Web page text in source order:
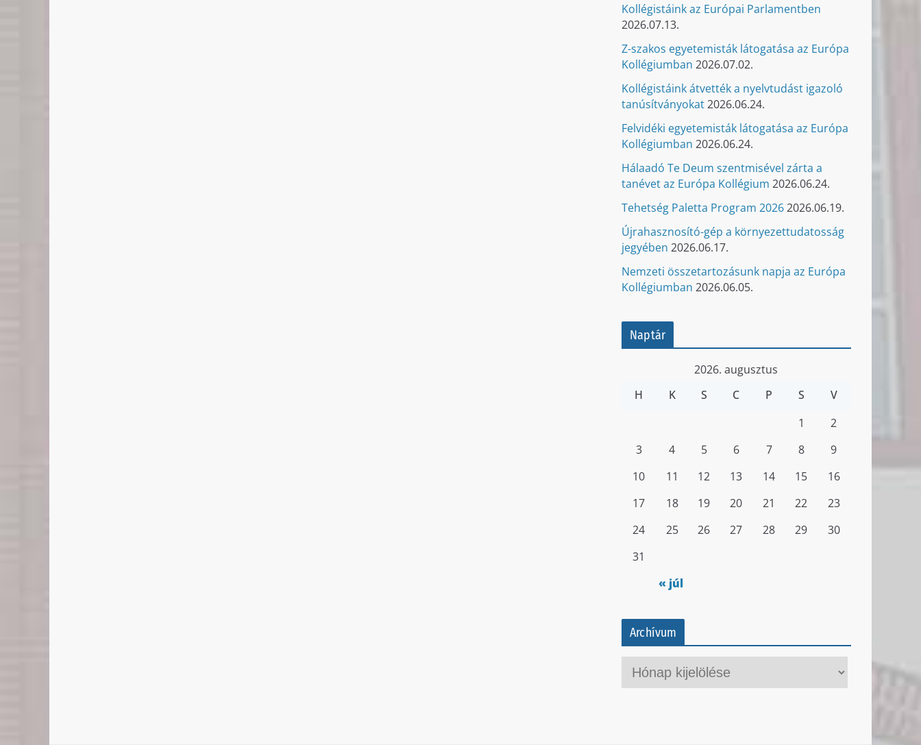
Kollégistáink az Európai Parlamentben
2026.07.13.
Z-szakos egyetemisták látogatása az Európa
Kollégiumban 2026.07.02.
Kollégistáink átvették a nyelvtudást igazoló
tanúsítványokat2026.06.24.
Felvidéki egyetemisták látogatása az Európa
Kollégiumban 2026.06.24.
Hálaadó Te Deum szentmisével zárta a
tanévet az Európa Kollégium 2026.06.24.
Tehetség Paletta Program 20262026.06.19.
Újrahasznosító-gép a környezettudatosság
jegyében 2026.06.17.
Nemzeti összetartozásunk napja az Európa
Kollégiumban 2026.06.05.
Naptár
2026. augusztus
H
K S C P S V
« júl
1
2
3
4 5 6 7 8
9
10
11 12 13 14 15
16
17
18 19 20 21 22
23
24
25 26 27 28 29
30
31
Archívum
r